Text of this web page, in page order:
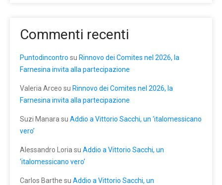
Commenti recenti
Puntodincontro su Rinnovo dei Comites nel 2026, la
Farnesina invita alla partecipazione
Valeria Arceo su Rinnovo dei Comites nel 2026, la
Farnesina invita alla partecipazione
Suzi Manara su Addio a Vittorio Sacchi, un ‘italomessicano
vero’
Alessandro Loria su Addio a Vittorio Sacchi, un
‘italomessicano vero’
Carlos Barthe su Addio a Vittorio Sacchi, un